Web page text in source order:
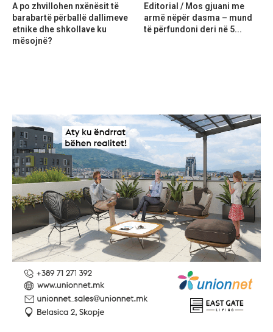
A po zhvillohen nxënësit të
barabartë përballë dallimeve
etnike dhe shkollave ku
mësojnë?
Editorial / Mos gjuani me
armë nëpër dasma – mund
të përfundoni deri në 5...